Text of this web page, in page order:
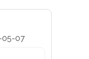
05-07